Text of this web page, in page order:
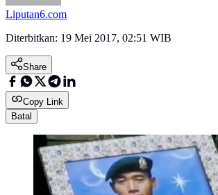
Liputan6.com
Diterbitkan: 19 Mei 2017, 02:51 WIB
Share
Copy Link
Batal